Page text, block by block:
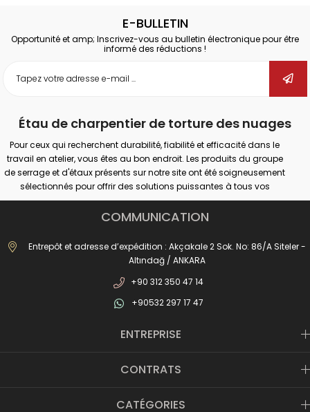
E-BULLETIN
Opportunité et amp; Inscrivez-vous au bulletin électronique pour être
informé des réductions !
Étau de charpentier de torture des nuages
Pour ceux qui recherchent durabilité, fiabilité et efficacité dans le
travail en atelier, vous êtes au bon endroit. Les produits du groupe
de serrage et d'étaux présents sur notre site ont été soigneusement
sélectionnés pour offrir des solutions puissantes à tous vos
besoins de fixation professionnels ou amateurs. Nos produits
offrent une adhérence sûre sur différentes surfaces telles que le
maximales dans de nombreux domaines tels que la menuiserie, le
soudage, le perçage, l'assemblage et la réparation.
Que vous effectuiez des travaux industriels de grande envergure
ou de simples réparations à domicile ; Avec la bonne pince et la
bonne pince, vous pouvez augmenter votre sécurité de travail et
obtenir des résultats plus précis. Vous pouvez trouver des
large gamme de produits, des pinces de forge aux étaux de
désormais plus pratique et professionnel grâce aux systèmes
antidérapantes.
COMMUNICATION
Entrepôt et adresse d’expédition : Akçakale 2 Sok. No: 86/A Siteler -
Altındağ / ANKARA
+90 312 350 47 14
+90532 297 17 47
ENTREPRISE
CONTRATS
CATÉGORIES